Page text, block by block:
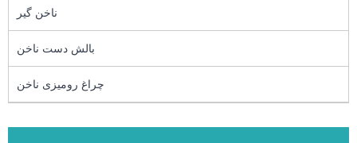
ناخن گیر
بالش دست ناخن
چراغ رومیزی ناخن